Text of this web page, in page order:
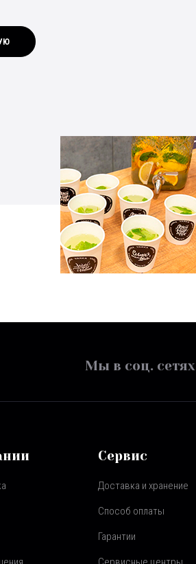
Мы в соц. сетях
Сервис
Доставка и хранение
Способ оплаты
Гарантии